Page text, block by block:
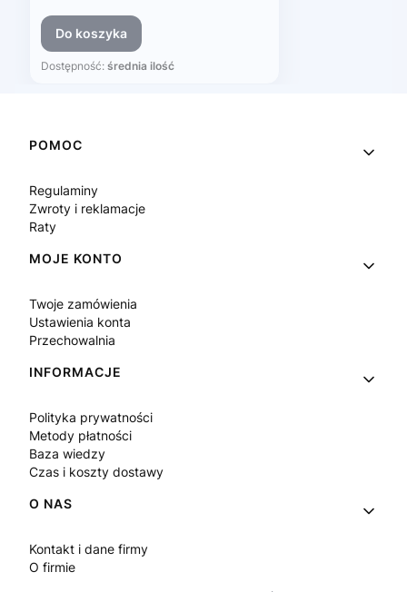
Do koszyka
Dostępność: średnia ilość
Linki w stopce
POMOC
Regulaminy
Zwroty i reklamacje
Raty
MOJE KONTO
Twoje zamówienia
Ustawienia konta
Przechowalnia
INFORMACJE
Polityka prywatności
Metody płatności
Baza wiedzy
Czas i koszty dostawy
O NAS
Kontakt i dane firmy
O firmie